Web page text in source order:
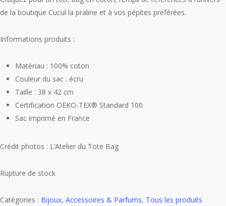
de la boutique Cucul la praline et à vos pépites préférées.
Informations produits :
Matériau : 100% coton
Couleur du sac : écru
Taille : 38 x 42 cm
Certification OEKO-TEX® Standard 100
Sac imprimé en France
Crédit photos : L’Atelier du Tote Bag
Rupture de stock
Catégories : Bijoux, Accessoires & Parfums, Tous les produits